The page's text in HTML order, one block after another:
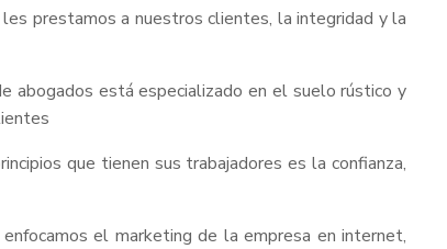
prestamos a nuestros clientes, la integridad y la
abogados está especializado en el suelo rústico y
que tienen sus trabajadores es la confianza,
el marketing de la empresa en internet,